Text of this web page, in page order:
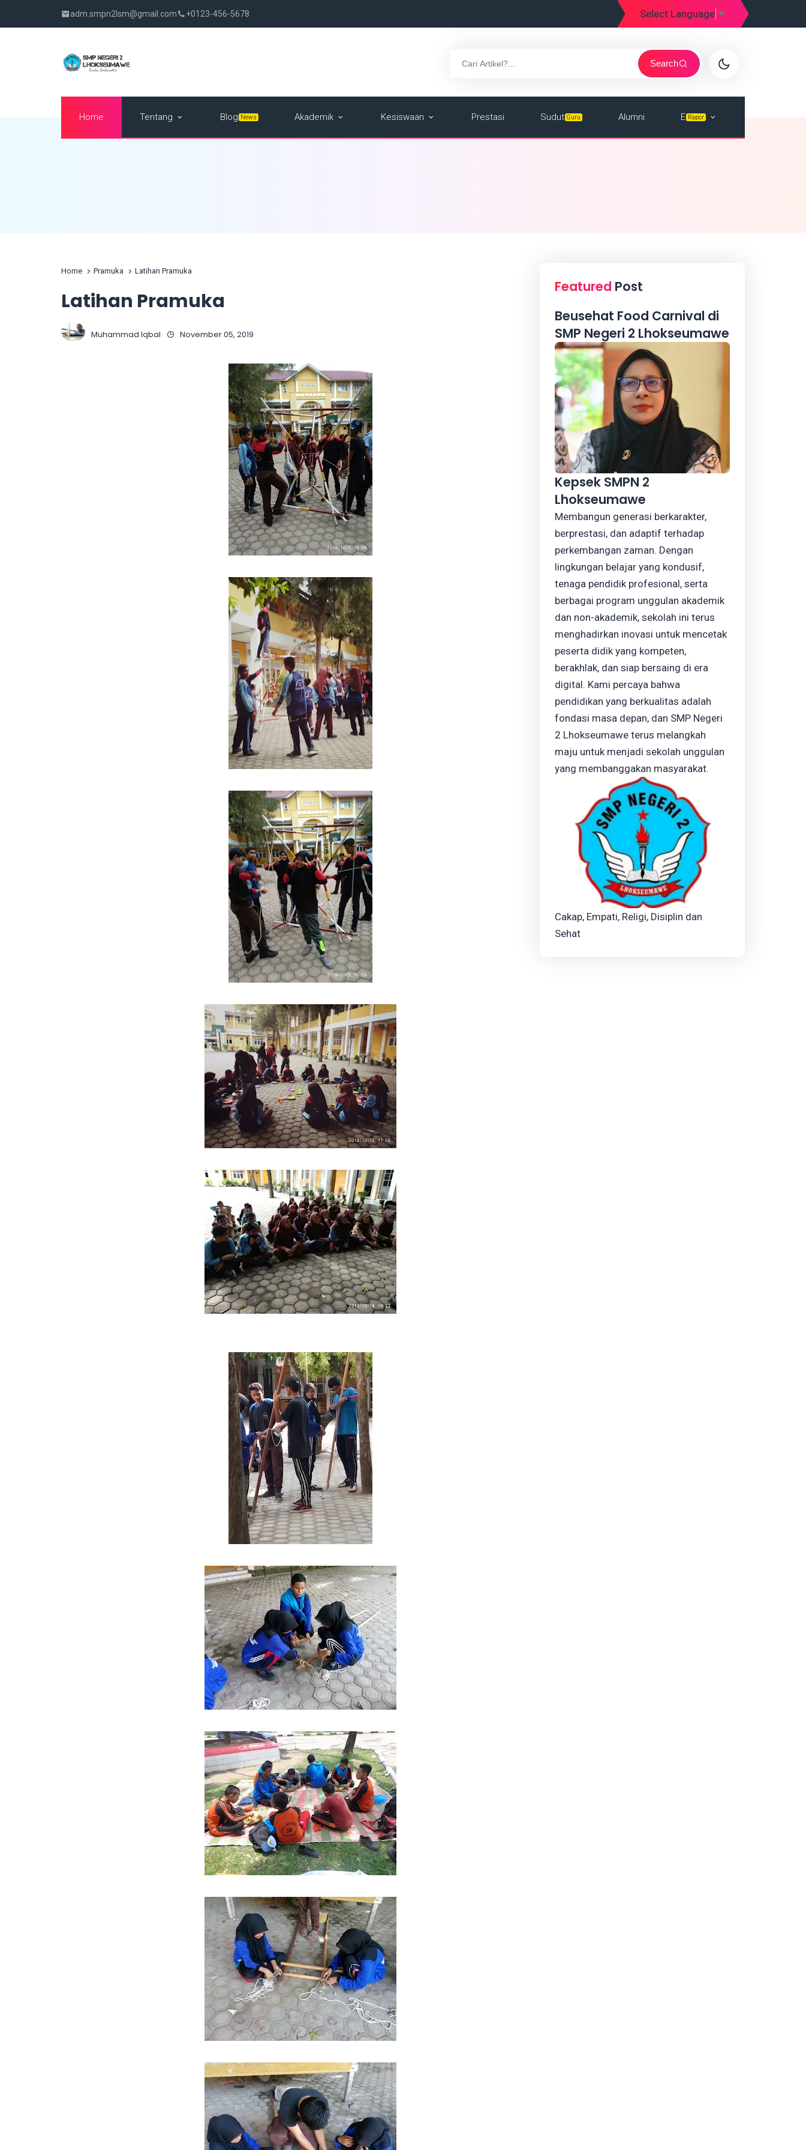
adm.smpn2lsm@gmail.com +0123-456-5678 Select Language ▼
Search
Home Tentang Blog News Akademik Kesiswaan Prestasi Sudut Guru Alumni E Rapor
Home Pramuka Latihan Pramuka
Latihan Pramuka
Muhammad Iqbal November 05, 2019
Featured Post
Beusehat Food Carnival di
SMP Negeri 2 Lhokseumawe
Kepsek SMPN 2
Lhokseumawe
Membangun generasi berkarakter,
berprestasi, dan adaptif terhadap
perkembangan zaman. Dengan
lingkungan belajar yang kondusif,
tenaga pendidik profesional, serta
berbagai program unggulan akademik
dan non-akademik, sekolah ini terus
menghadirkan inovasi untuk mencetak
peserta didik yang kompeten,
berakhlak, dan siap bersaing di era
digital. Kami percaya bahwa
pendidikan yang berkualitas adalah
fondasi masa depan, dan SMP Negeri
2 Lhokseumawe terus melangkah
maju untuk menjadi sekolah unggulan
yang membanggakan masyarakat.
Cakap, Empati, Religi, Disiplin dan
Sehat